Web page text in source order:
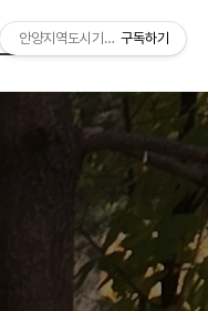
안양지역도시기록연구소
구독하기